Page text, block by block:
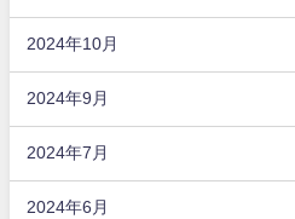
2024年10月
2024年9月
2024年7月
2024年6月